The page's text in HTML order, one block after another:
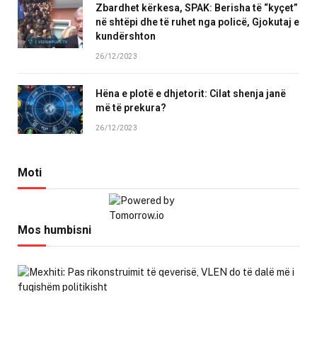
Zbardhet kërkesa, SPAK: Berisha të “kyçet”
në shtëpi dhe të ruhet nga policë, Gjokutaj e
kundërshton
26/12/2023
Hëna e plotë e dhjetorit: Cilat shenja janë
më të prekura?
26/12/2023
Moti
Mos humbisni